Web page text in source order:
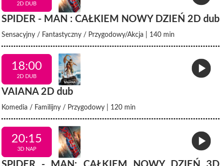
2D DUB
SPIDER - MAN : CAŁKIEM NOWY DZIEŃ 2D dub
Sensacyjny / Fantastyczny / Przygodowy/Akcja | 140 min
18:00
2D DUB
VAIANA 2D dub
Komedia / Familijny / Przygodowy | 120 min
20:15
3D NAP